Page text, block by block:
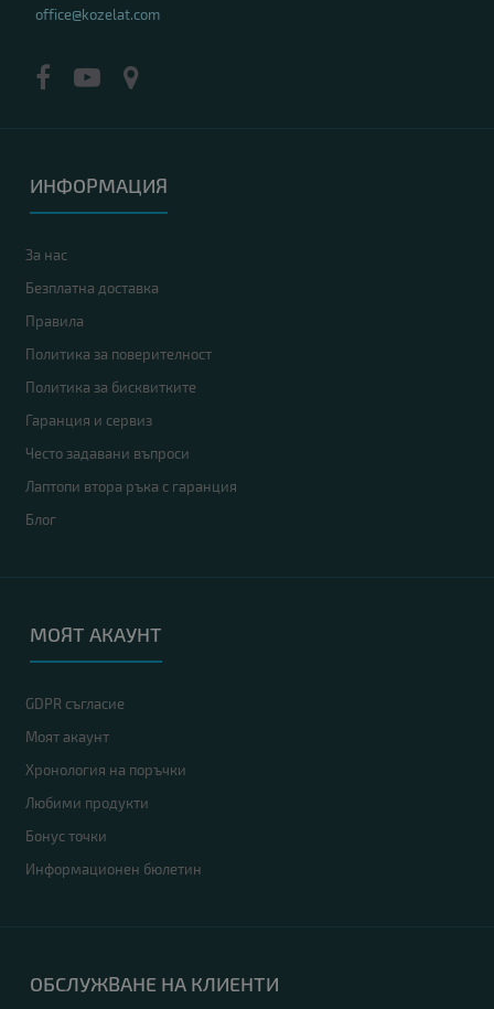
office@kozelat.com
ИНФОРМАЦИЯ
За нас
Безплатна доставка
Правила
Политика за поверителност
Политика за бисквитките
Гаранция и сервиз
Често задавани въпроси
Лаптопи втора ръка с гаранция
Блог
МОЯТ АКАУНТ
GDPR съгласие
Моят акаунт
Хронология на поръчки
Любими продукти
Бонус точки
Информационен бюлетин
ОБСЛУЖВАНЕ НА КЛИЕНТИ